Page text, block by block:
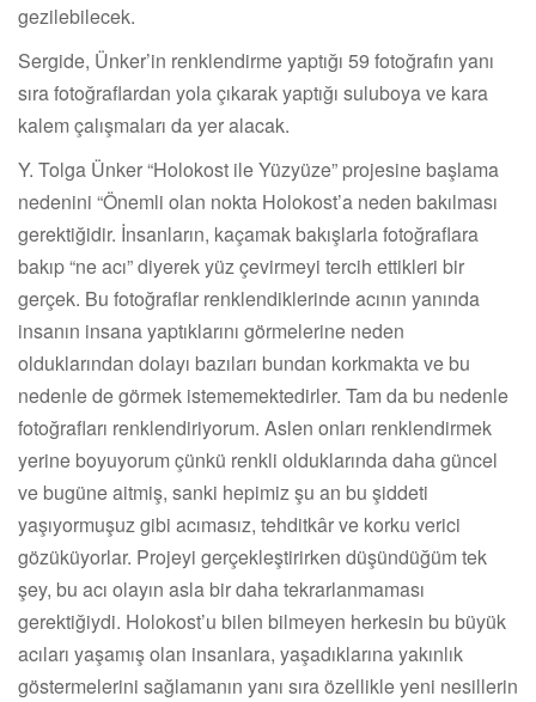
gezilebilecek.
Sergide, Ünker’in renklendirme yaptığı 59 fotoğrafın yanı
sıra fotoğraflardan yola çıkarak yaptığı suluboya ve kara
kalem çalışmaları da yer alacak.
Y. Tolga Ünker “Holokost ile Yüzyüze” projesine başlama
nedenini “Önemli olan nokta Holokost’a neden bakılması
gerektiğidir. İnsanların, kaçamak bakışlarla fotoğraflara
bakıp “ne acı” diyerek yüz çevirmeyi tercih ettikleri bir
gerçek. Bu fotoğraflar renklendiklerinde acının yanında
insanın insana yaptıklarını görmelerine neden
olduklarından dolayı bazıları bundan korkmakta ve bu
nedenle de görmek istememektedirler. Tam da bu nedenle
fotoğrafları renklendiriyorum. Aslen onları renklendirmek
yerine boyuyorum çünkü renkli olduklarında daha güncel
ve bugüne aitmiş, sanki hepimiz şu an bu şiddeti
yaşıyormuşuz gibi acımasız, tehditkâr ve korku verici
gözüküyorlar. Projeyi gerçekleştirirken düşündüğüm tek
şey, bu acı olayın asla bir daha tekrarlanmaması
gerektiğiydi. Holokost’u bilen bilmeyen herkesin bu büyük
acıları yaşamış olan insanlara, yaşadıklarına yakınlık
göstermelerini sağlamanın yanı sıra özellikle yeni nesillerin